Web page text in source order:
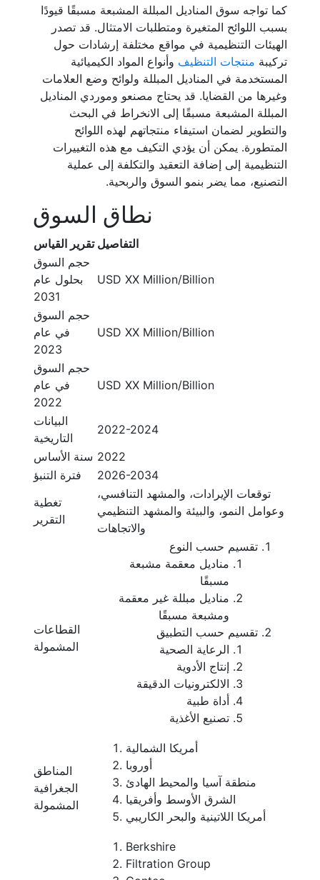
كما تواجه سوق المناديل المبللة المشبعة مسبقًا قيودًا
بسبب اللوائح المتغيرة ومتطلبات الامتثال. قد تصدر
الهيئات التنظيمية في مواقع مختلفة إرشادات حول
تركيبة منتجات التنظيف وأنواع المواد الكيميائية
المستخدمة في المناديل المبللة ولوائح وضع العلامات
وغيرها من القضايا. قد يحتاج مصنعو وموردي المناديل
المبللة المشبعة مسبقًا إلى الانخراط في البحث
والتطوير لضمان استيفاء منتجاتهم لهذه اللوائح
المتطورة. يمكن أن يؤدي التكيف مع هذه التغييرات
التنظيمية إلى إضافة التعقيد والتكلفة إلى عملية
التصنيع، مما يضر بنمو السوق والربحية.
نطاق السوق
تقرير القياس التفاصيل
حجم السوق
بحلول عام
2031
USD XX Million/Billion
حجم السوق
في عام
2023
USD XX Million/Billion
حجم السوق
في عام
2022
USD XX Million/Billion
البيانات
التاريخية
2022-2024
سنة الأساس 2022
فترة التنبؤ
2026-2034
تغطية
التقرير
توقعات الإيرادات، والمشهد التنافسي،
وعوامل النمو، والبيئة والمشهد التنظيمي
والاتجاهات
القطاعات
المشمولة
تقسيم حسب النوع
مناديل معقمة مشبعة
مسبقًا
مناديل مبللة غير معقمة
ومشبعة مسبقًا
تقسيم حسب التطبيق
الرعاية الصحية
إنتاج الأدوية
الالكترونيات الدقيقة
أداة طبية
تصنيع الأغذية
المناطق
الجغرافية
المشمولة
أمريكا الشمالية
أوروبا
منطقة آسيا والمحيط الهادئ
الشرق الأوسط وأفريقيا
أمريكا اللاتينية والبحر الكاريبي
Berkshire
Filtration Group